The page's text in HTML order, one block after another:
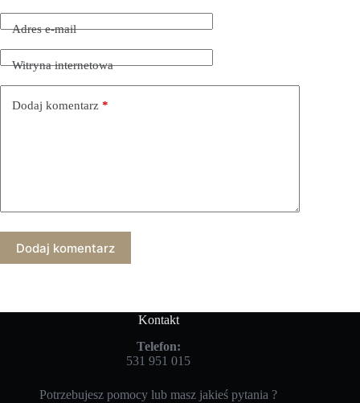
Adres e-mail
Witryna internetowa
Dodaj komentarz *
Dodaj komentarz
Kontakt
Telefon:
531 951 015
Potrzebujesz pomocy lub masz jakieś pytania ?